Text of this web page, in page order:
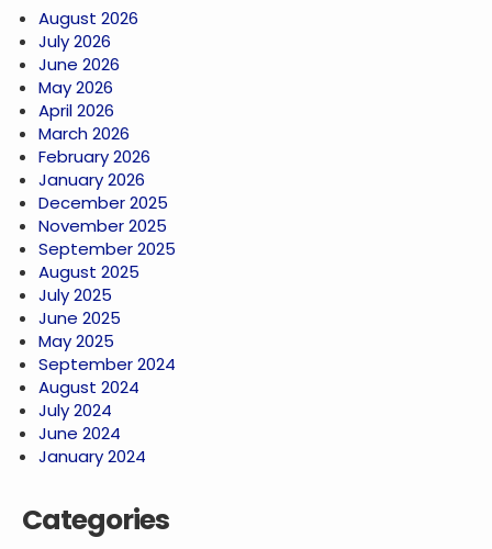
August 2026
July 2026
June 2026
May 2026
April 2026
March 2026
February 2026
January 2026
December 2025
November 2025
September 2025
August 2025
July 2025
June 2025
May 2025
September 2024
August 2024
July 2024
June 2024
January 2024
Categories